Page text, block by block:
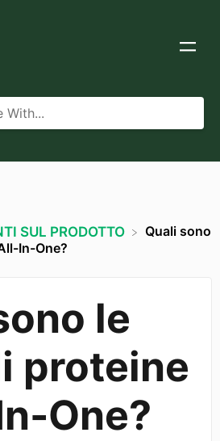
SUL PRODOTTO
Quali sono
In-One?
le
proteine
One?